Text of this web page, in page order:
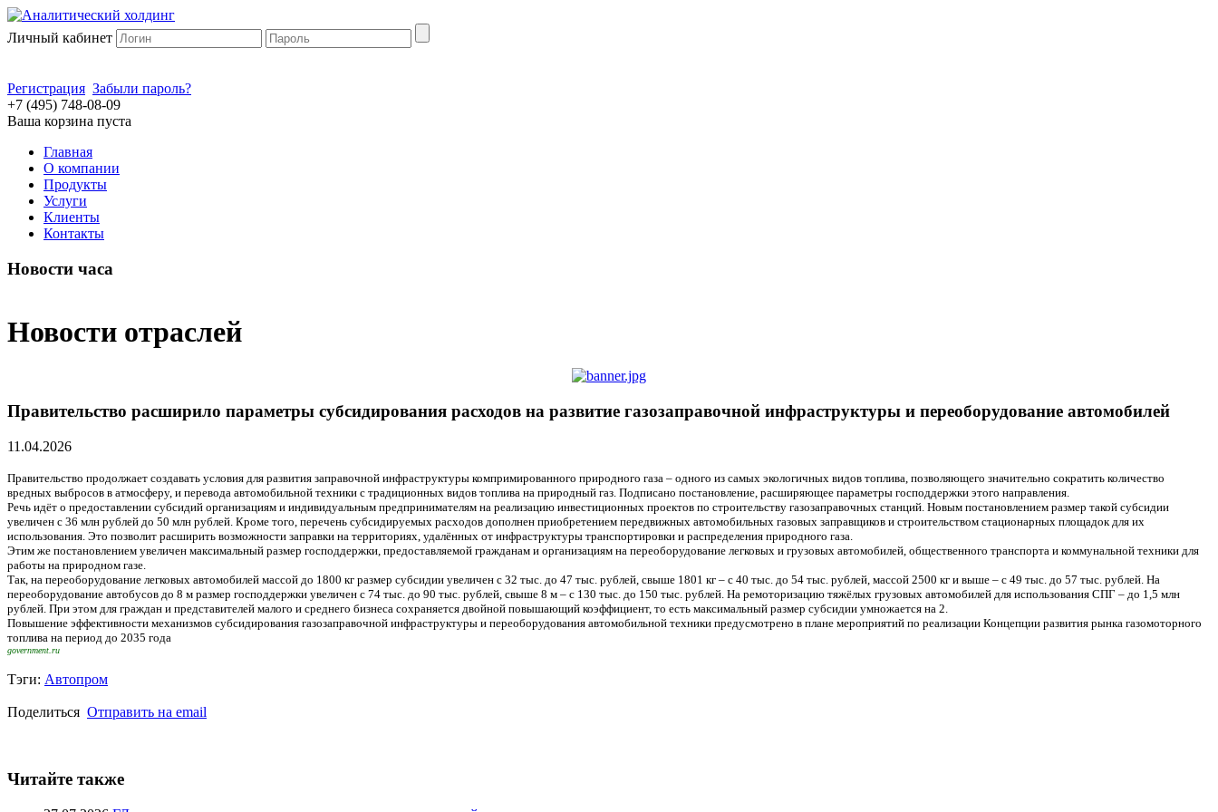
Личный кабинет
Регистрация Забыли пароль?
+7 (495) 748-08-09
Ваша корзина пуста
Главная
О компании
Продукты
Услуги
Клиенты
Контакты
Новости часа
Новости отраслей
Правительство расширило параметры субсидирования расходов на развитие газозаправочной инфраструктуры и переоборудование автомобилей
11.04.2026
Правительство продолжает создавать условия для развития заправочной инфраструктуры компримированного природного газа – одного из самых экологичных видов топлива, позволяющего значительно сократить количество
вредных выбросов в атмосферу, и перевода автомобильной техники с традиционных видов топлива на природный газ. Подписано постановление, расширяющее параметры господдержки этого направления.
Речь идёт о предоставлении субсидий организациям и индивидуальным предпринимателям на реализацию инвестиционных проектов по строительству газозаправочных станций. Новым постановлением размер такой субсидии
увеличен с 36 млн рублей до 50 млн рублей. Кроме того, перечень субсидируемых расходов дополнен приобретением передвижных автомобильных газовых заправщиков и строительством стационарных площадок для их
использования. Это позволит расширить возможности заправки на территориях, удалённых от инфраструктуры транспортировки и распределения природного газа.
Этим же постановлением увеличен максимальный размер господдержки, предоставляемой гражданам и организациям на переоборудование легковых и грузовых автомобилей, общественного транспорта и коммунальной техники для
работы на природном газе.
Так, на переоборудование легковых автомобилей массой до 1800 кг размер субсидии увеличен с 32 тыс. до 47 тыс. рублей, свыше 1801 кг – с 40 тыс. до 54 тыс. рублей, массой 2500 кг и выше – с 49 тыс. до 57 тыс. рублей. На
переоборудование автобусов до 8 м размер господдержки увеличен с 74 тыс. до 90 тыс. рублей, свыше 8 м – с 130 тыс. до 150 тыс. рублей. На ремоторизацию тяжёлых грузовых автомобилей для использования СПГ – до 1,5 млн
рублей. При этом для граждан и представителей малого и среднего бизнеса сохраняется двойной повышающий коэффициент, то есть максимальный размер субсидии умножается на 2.
Повышение эффективности механизмов субсидирования газозаправочной инфраструктуры и переоборудования автомобильной техники предусмотрено в плане мероприятий по реализации Концепции развития рынка газомоторного
топлива на период до 2035 года
government.ru
Тэги: Автопром
Поделиться Отправить на email
Читайте также